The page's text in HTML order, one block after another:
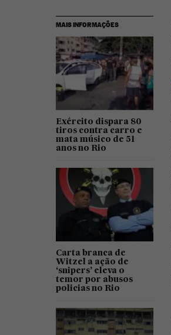
MAIS INFORMAÇÕES
Exército dispara 80
tiros contra carro e
mata músico de 51
anos no Rio
Carta branca de
Witzel a ação de
‘snipers’ eleva o
temor por abusos
policias no Rio